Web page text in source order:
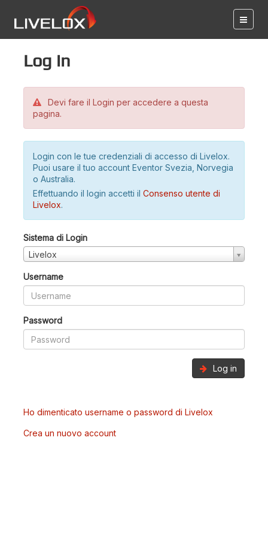
Log in
Devi fare il Login per accedere a questa
pagina.
Login con le tue credenziali di accesso di Livelox.
Puoi usare il tuo account Eventor Svezia, Norvegia
o Australia.
Effettuando il login accetti il Consenso utente di
Livelox.
Sistema di Login
Livelox
Username
Password
Log in
Ho dimenticato username o password di Livelox
Crea un nuovo account